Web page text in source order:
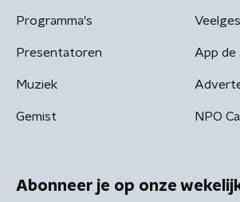
Programma's
Presentatoren
Muziek
Gemist
App de
NPO
Abonneer je op onze